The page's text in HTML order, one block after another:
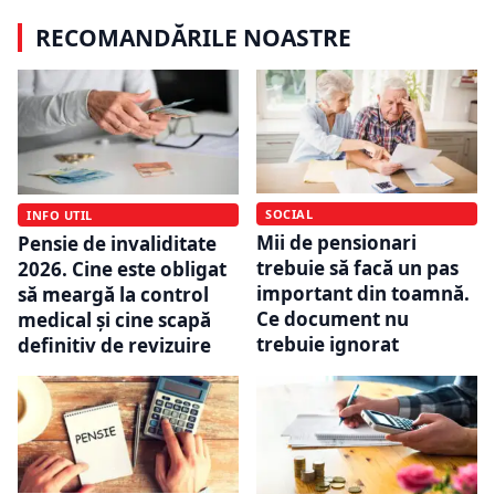
RECOMANDĂRILE NOASTRE
INFO UTIL
Pensie de invaliditate
2026. Cine este obligat
să meargă la control
medical și cine scapă
definitiv de revizuire
SOCIAL
Mii de pensionari
trebuie să facă un pas
important din toamnă.
Ce document nu
trebuie ignorat